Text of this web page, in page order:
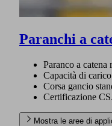
Paranchi a
Paranco a catena
Capacità di
Corsa gancio
Certificazione
Mostra le aree di